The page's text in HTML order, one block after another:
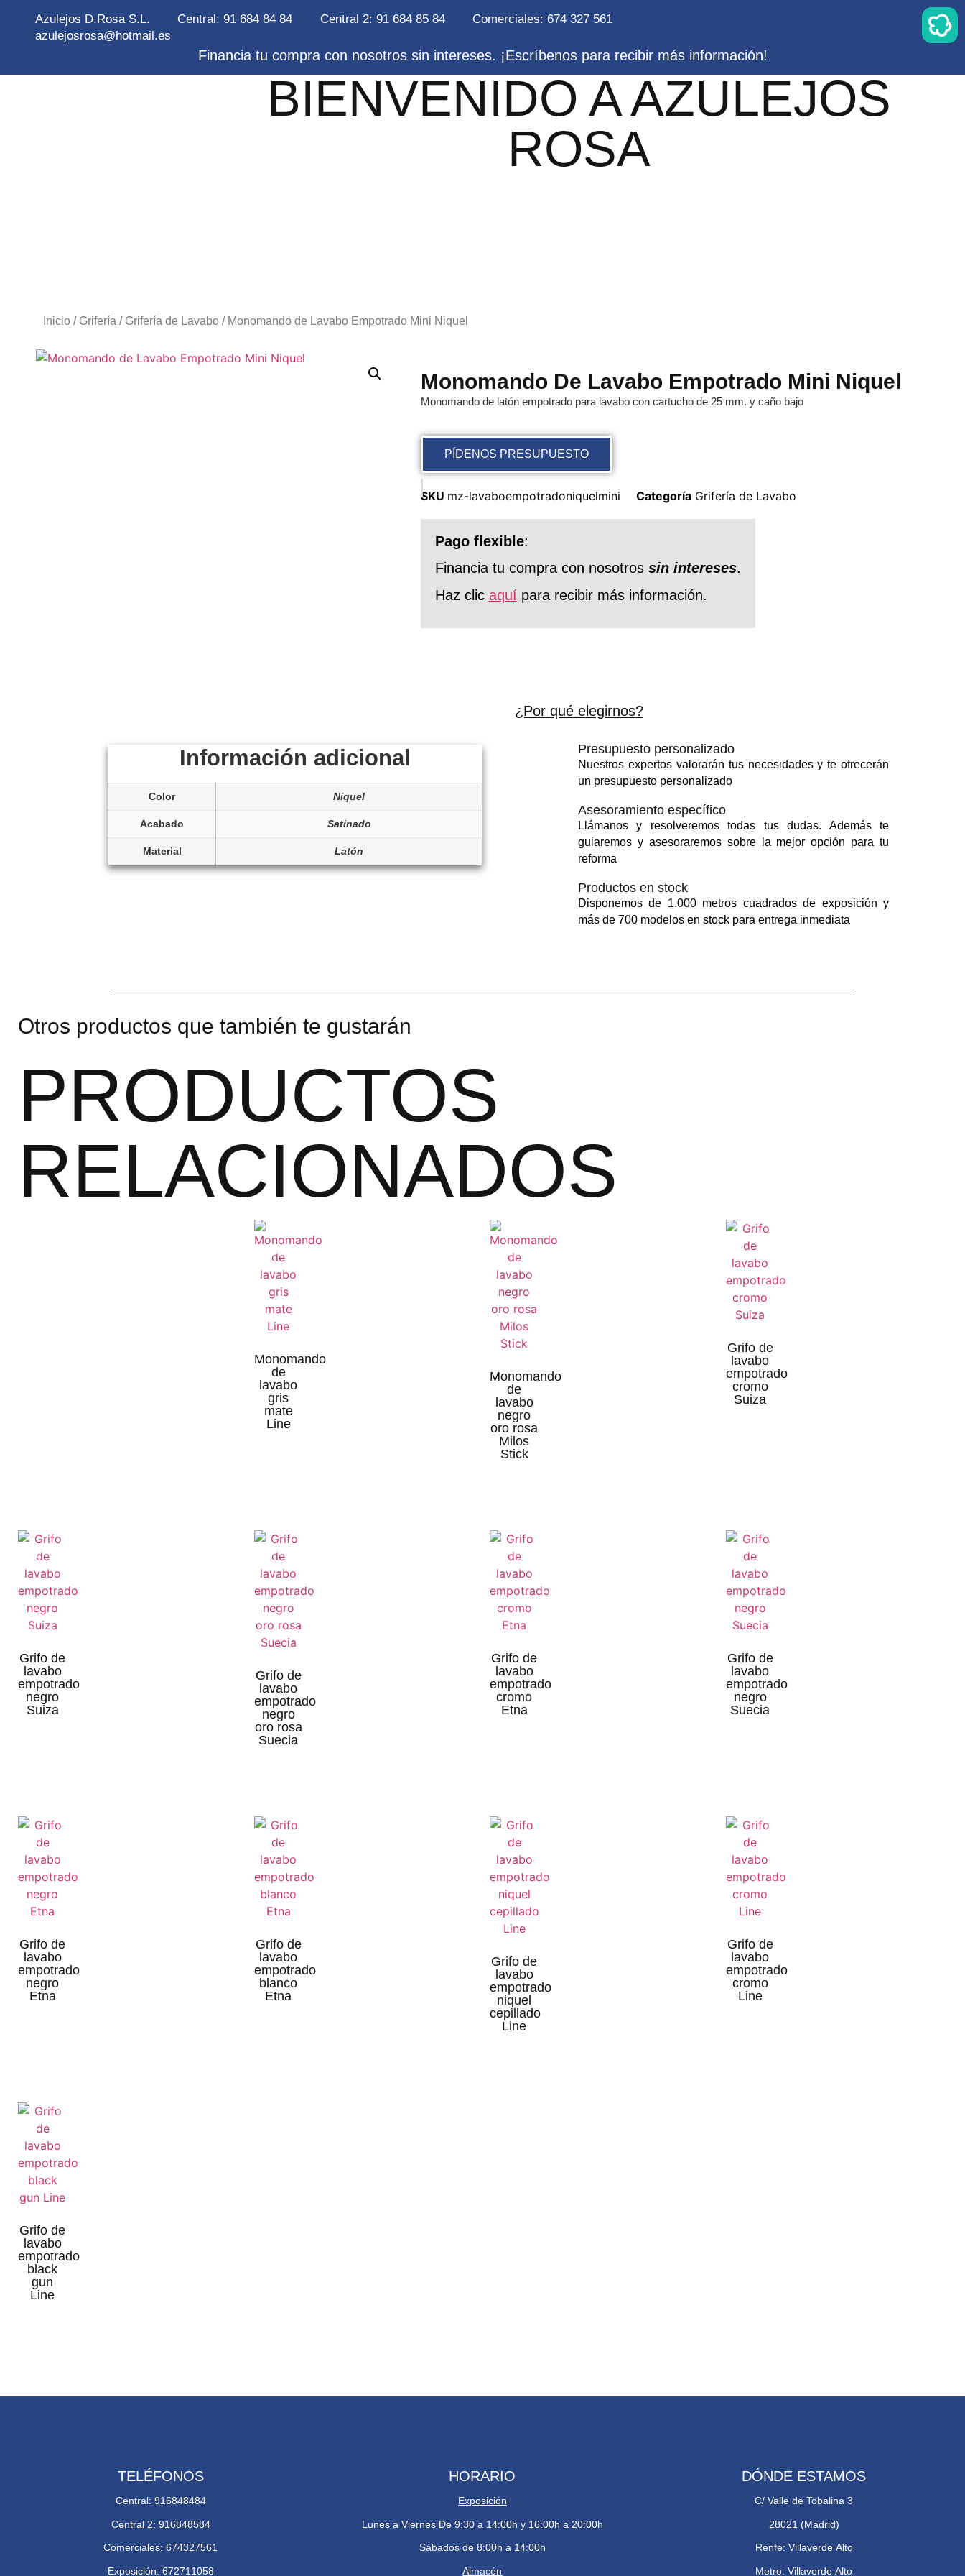
Azulejos D.Rosa S.L. Central: 91 684 84 84 Central 2: 91 684 85 84
Comerciales: 674 327 561
azulejosrosa@hotmail.es
Financia tu compra con nosotros sin intereses. ¡Escríbenos para recibir más información!
BIENVENIDO A AZULEJOS
ROSA
Inicio / Grifería / Grifería de Lavabo / Monomando de Lavabo Empotrado Mini Niquel
Monomando De Lavabo Empotrado Mini Niquel
Monomando de latón empotrado para lavabo con cartucho de 25 mm. y caño bajo
PÍDENOS PRESUPUESTO
SKU mz-lavaboempotradoniquelmini Categoría Grifería de Lavabo
Pago flexible:
Financia tu compra con nosotros sin intereses.
Haz clic aquí para recibir más información.
Información adicional
Color Níquel
Acabado Satinado
Material Latón
¿Por qué elegirnos?
Presupuesto personalizado
Nuestros expertos valorarán tus necesidades y te ofrecerán
un presupuesto personalizado
Asesoramiento específico
Llámanos y resolveremos todas tus dudas. Además te
guiaremos y asesoraremos sobre la mejor opción para tu
reforma
Productos en stock
Disponemos de 1.000 metros cuadrados de exposición y
más de 700 modelos en stock para entrega inmediata
Otros productos que también te gustarán
PRODUCTOS
RELACIONADOS
Monomando
de
lavabo
gris
mate
Line
Monomando
de
lavabo
negro
oro rosa
Milos
Stick
Grifo de
lavabo
empotrado
cromo
Suiza
Grifo de
lavabo
empotrado
negro
Suiza
Grifo de
lavabo
empotrado
negro
oro rosa
Suecia
Grifo de
lavabo
empotrado
cromo
Etna
Grifo de
lavabo
empotrado
negro
Suecia
Grifo de
lavabo
empotrado
negro
Etna
Grifo de
lavabo
empotrado
blanco
Etna
Grifo de
lavabo
empotrado
niquel
cepillado
Line
Grifo de
lavabo
empotrado
cromo
Line
Grifo de
lavabo
empotrado
black
gun
Line
TELÉFONOS
Central: 916848484
Central 2: 916848584
Comerciales: 674327561
Exposición: 672711058
HORARIO
Exposición
Lunes a Viernes De 9:30 a 14:00h y 16:00h a 20:00h
Sábados de 8:00h a 14:00h
Almacén
DÓNDE ESTAMOS
C/ Valle de Tobalina 3
28021 (Madrid)
Renfe: Villaverde Alto
Metro: Villaverde Alto